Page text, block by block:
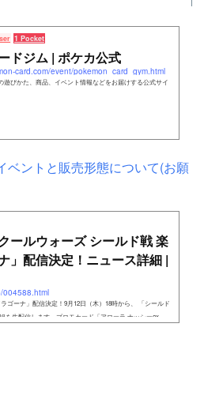
1 Pocket
ドジム | ポケカ公式
card.com/event/pokemon_card_gym.html
遊びかた、商品、イベント情報などをお届けする公式サイ
ベントと販売形態について(お願
ールウォーズ シールド戦 楽
」配信決定！ニュース詳細 |
004588.html
ゴーナ」配信決定！9月12日（木）18時から、 「シールド
を生配信します。プロモカード「アローラ ナッシーex